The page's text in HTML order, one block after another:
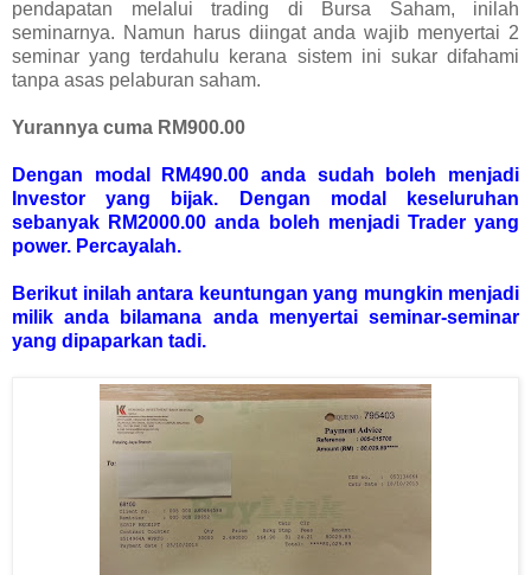
pendapatan melalui trading di Bursa Saham, inilah
seminarnya. Namun harus diingat anda wajib menyertai 2
seminar yang terdahulu kerana sistem ini sukar difahami
tanpa asas pelaburan saham.
Yurannya cuma RM900.00
Dengan modal RM490.00 anda sudah boleh menjadi
Investor yang bijak. Dengan modal keseluruhan
sebanyak RM2000.00 anda boleh menjadi Trader yang
power. Percayalah.
Berikut inilah antara keuntungan yang mungkin menjadi
milik anda bilamana anda menyertai seminar-seminar
yang dipaparkan tadi.